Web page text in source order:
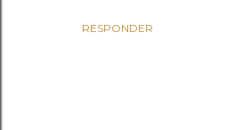
RESPONDER